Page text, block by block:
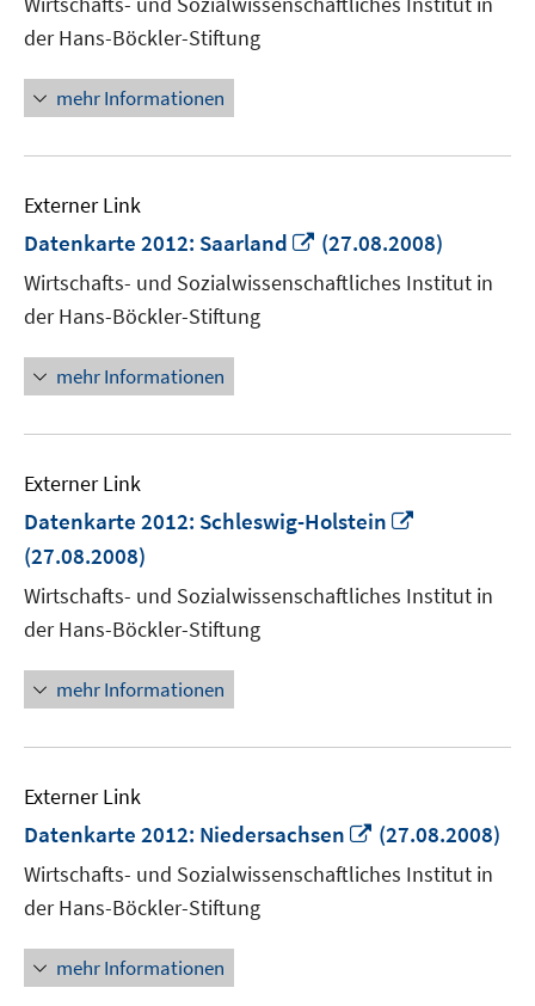
Fenster
der Hans-Böckler-Stiftung
mehr Informationen
Externer Link
Datenkarte 2012: Saarland
In
neuem
Fenster
(27.08.2008)
Wirtschafts- und Sozialwissenschaftliches Institut in
der Hans-Böckler-Stiftung
mehr Informationen
Externer Link
Datenkarte 2012: Schleswig-Holstein
öffnen
(27.08.2008)
Wirtschafts- und Sozialwissenschaftliches Institut in
der Hans-Böckler-Stiftung
mehr Informationen
Externer Link
Datenkarte 2012: Niedersachsen
In
Fenster
(27.08.2008)
Wirtschafts- und Sozialwissenschaftliches Institut in
der Hans-Böckler-Stiftung
mehr Informationen